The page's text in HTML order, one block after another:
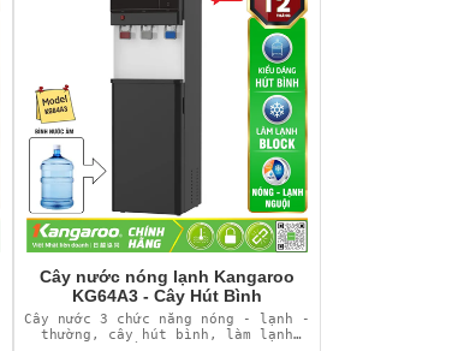
Cây nước nóng lạnh Kangaroo
KG64A3 - Cây Hút Bình
Cây nước 3 chức năng nóng - lạnh -
thường, cây hút bình, làm lạnh